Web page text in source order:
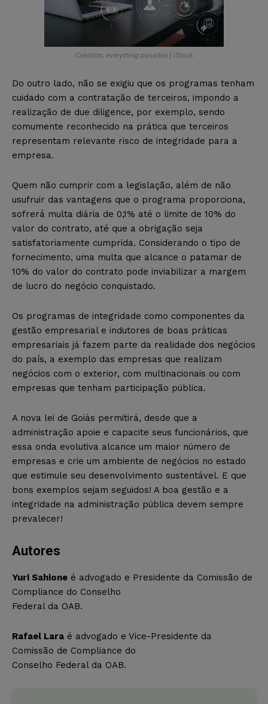
Créditos: everything possible | iStock
Do outro lado, não se exigiu que os programas tenham
cuidado com a contratação de terceiros, impondo a
realização de due diligence, por exemplo, sendo
comumente reconhecido na prática que terceiros
representam relevante risco de integridade para a
empresa.
Quem não cumprir com a legislação, além de não
usufruir das vantagens que o programa proporciona,
sofrerá multa diária de 0,1% até o limite de 10% do
valor do contrato, até que a obrigação seja
satisfatoriamente cumprida. Considerando o tipo de
fornecimento, uma multa que alcance o patamar de
10% do valor do contrato pode inviabilizar a margem
de lucro do negócio conquistado.
Os programas de integridade como componentes da
gestão empresarial e indutores de boas práticas
empresariais já fazem parte da realidade dos negócios
do país, a exemplo das empresas que realizam
negócios com o exterior, com multinacionais ou com
empresas que tenham participação pública.
A nova lei de Goiás permitirá, desde que a
administração apoie e capacite seus funcionários, que
essa onda evolutiva alcance um maior número de
empresas e crie um ambiente de negócios no estado
que estimule seu desenvolvimento sustentável. E que
bons exemplos sejam seguidos! A boa gestão e a
integridade na administração pública devem sempre
prevalecer!
Autores
Yuri Sahione é advogado e Presidente da Comissão de
Compliance do Conselho
Federal da OAB.
Rafael Lara é advogado e Vice-Presidente da
Comissão de Compliance do
Conselho Federal da OAB.